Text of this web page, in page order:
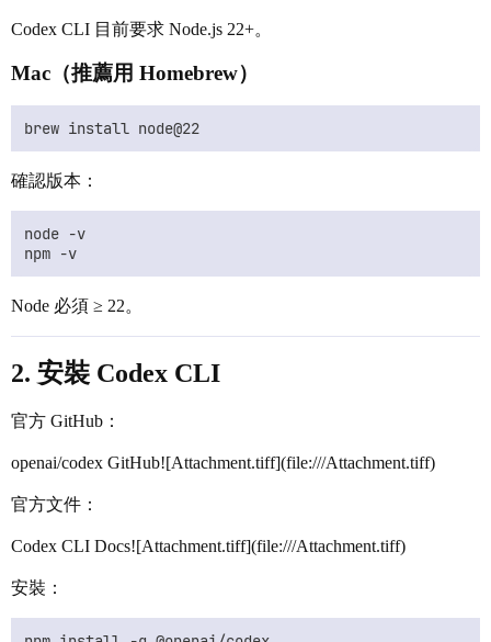
Codex CLI 目前要求 Node.js 22+。
Mac（推薦用 Homebrew）
確認版本：
node -v
Node 必須 ≥ 22。
2. 安裝 Codex CLI
官方 GitHub：
openai/codex GitHub![Attachment.tiff](file:///Attachment.tiff)
官方文件：
Codex CLI Docs![Attachment.tiff](file:///Attachment.tiff)
安裝：